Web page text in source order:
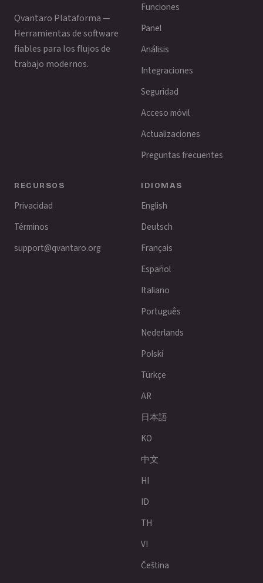
Qvantaro Plataforma —
Herramientas de software
fiables para los flujos de
trabajo modernos.
Funciones
Panel
Análisis
Integraciones
Seguridad
Acceso móvil
Actualizaciones
Preguntas frecuentes
RECURSOS
Privacidad
Términos
support@qvantaro.org
IDIOMAS
English
Deutsch
Français
Español
Italiano
Português
Nederlands
Polski
Türkçe
AR
日本語
KO
中文
HI
ID
TH
VI
Čeština